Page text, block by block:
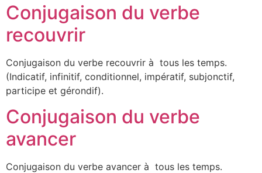
Conjugaison du verbe
recouvrir
Conjugaison du verbe recouvrir à tous les temps.
(Indicatif, infinitif, conditionnel, impératif, subjonctif,
participe et gérondif).
Conjugaison du verbe
avancer
Conjugaison du verbe avancer à tous les temps.